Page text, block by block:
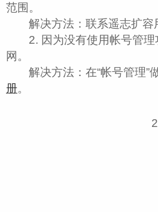
范围。
解决方法：联系遥志扩容
2. 因为没有使用帐号管理
网。
解决方法：在“帐号管理”
册。